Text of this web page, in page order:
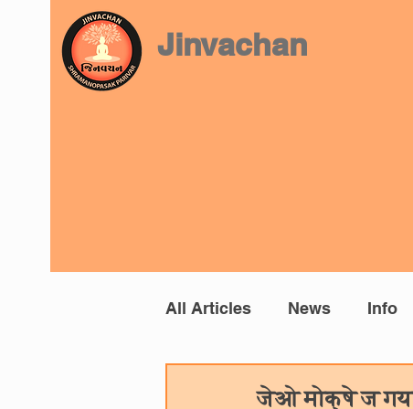
Jinvachan
All Articles News Info
Prashnottar
जेओ मोक्षे ज